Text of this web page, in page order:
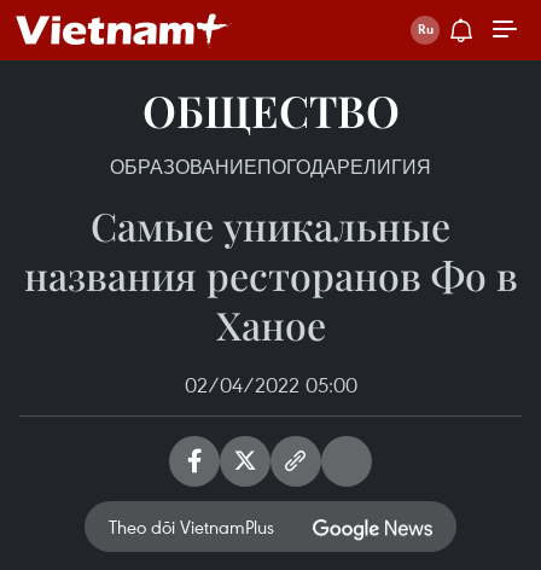
ОБЩЕСТВО
ОБРАЗОВАНИЕПОГОДАРЕЛИГИЯ
Самые уникальные
названия ресторанов Фо в
Ханое
02/04/2022 05:00
Theo dõi VietnamPlus